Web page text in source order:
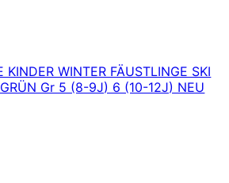
KINDER WINTER FÄUSTLINGE SKI
Gr 5 (8-9J) 6 (10-12J) NEU